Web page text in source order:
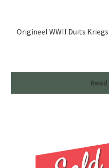
Origineel WWII Duits